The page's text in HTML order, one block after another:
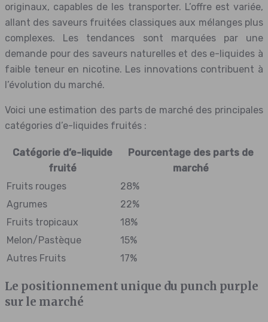
originaux, capables de les transporter. L’offre est variée,
allant des saveurs fruitées classiques aux mélanges plus
complexes. Les tendances sont marquées par une
demande pour des saveurs naturelles et des e-liquides à
faible teneur en nicotine. Les innovations contribuent à
l’évolution du marché.
Voici une estimation des parts de marché des principales
catégories d’e-liquides fruités :
Catégorie d’e-liquide
fruité
Pourcentage des parts de
marché
Fruits rouges
28%
Agrumes
22%
Fruits tropicaux
18%
Melon/Pastèque
15%
Autres Fruits
17%
Le positionnement unique du punch purple
sur le marché